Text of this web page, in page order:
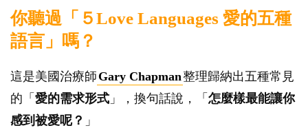
你聽過「５Love Languages 愛的五種
語言」嗎？
這是美國治療師 Gary Chapman整理歸納出五種常見
的「 愛的需求形式 」，換句話說，「 怎麼樣最能讓你
感到被愛呢？ 」